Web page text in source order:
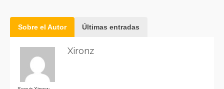
Sobre el Autor Últimas entradas
Xironz